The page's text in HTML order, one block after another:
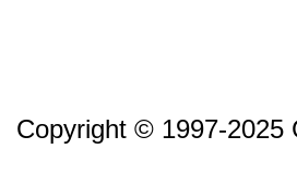
Copyright © 1997-2025